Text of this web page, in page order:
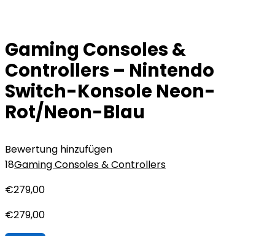
Gaming Consoles &
Controllers – Nintendo
Switch-Konsole Neon-
Rot/Neon-Blau
Bewertung hinzufügen
18Gaming Consoles & Controllers
€279,00
€279,00